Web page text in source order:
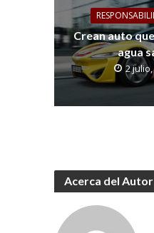
Crean auto
agua
2
Acerca del Autor